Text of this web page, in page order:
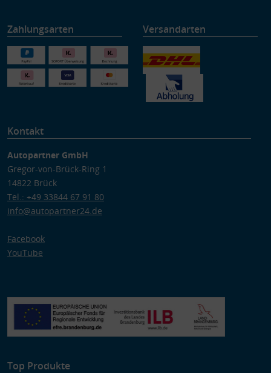
Zahlungsarten Versandarten
Kontakt
Autopartner GmbH
Gregor-von-Brück-Ring 1
14822 Brück
Tel.: +49 33844 67 91 80
info@autopartner24.de
Facebook
YouTube
Top Produkte